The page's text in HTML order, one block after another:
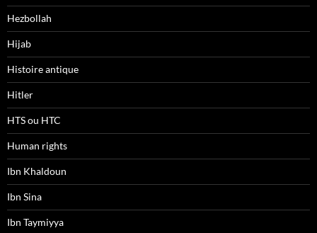
Hezbollah
Hijab
Histoire antique
Hitler
HTS ou HTC
Human rights
Ibn Khaldoun
Ibn Sina
Ibn Taymiyya